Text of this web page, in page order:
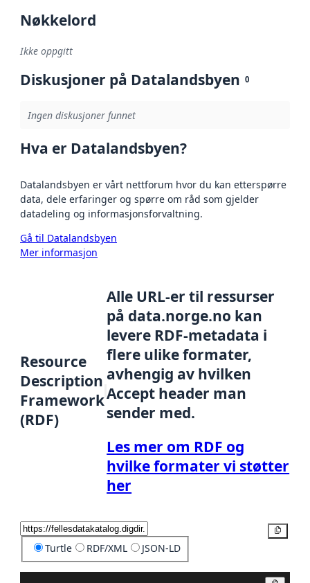
Nøkkelord
Ikke oppgitt
Diskusjoner på Datalandsbyen 0
Ingen diskusjoner funnet
Hva er Datalandsbyen?
Datalandsbyen er vårt nettforum hvor du kan etterspørre
data, dele erfaringer og spørre om råd som gjelder
datadeling og informasjonsforvaltning.
Gå til Datalandsbyen
Mer informasjon
Resource
Description
Framework
(RDF)
Alle URL-er til ressurser
på data.norge.no kan
levere RDF-metadata i
flere ulike formater,
avhengig av hvilken
Accept header man
sender med.
Les mer om RDF og
hvilke formater vi støtter
her
Turtle RDF/XML JSON-LD